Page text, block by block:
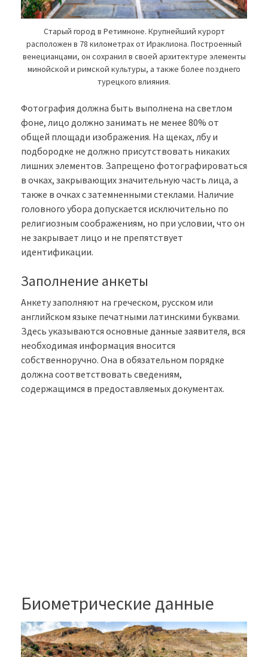
Старый город в Ретимноне. Крупнейший курорт
расположен в 78 километрах от Ираклиона. Построенный
венецианцами, он сохранил в своей архитектуре элементы
минойской и римской культуры, а также более позднего
турецкого влияния.
Фотография должна быть выполнена на светлом
фоне, лицо должно занимать не менее 80% от
общей площади изображения. На щеках, лбу и
подбородке не должно присутствовать никаких
лишних элементов. Запрещено фотографироваться
в очках, закрывающих значительную часть лица, а
также в очках с затемненными стеклами. Наличие
головного убора допускается исключительно по
религиозным соображениям, но при условии, что он
не закрывает лицо и не препятствует
идентификации.
Заполнение анкеты
Анкету заполняют на греческом, русском или
английском языке печатными латинскими буквами.
Здесь указываются основные данные заявителя, вся
необходимая информация вносится
собственноручно. Она в обязательном порядке
должна соответствовать сведениям,
содержащимся в предоставляемых документах.
Биометрические данные